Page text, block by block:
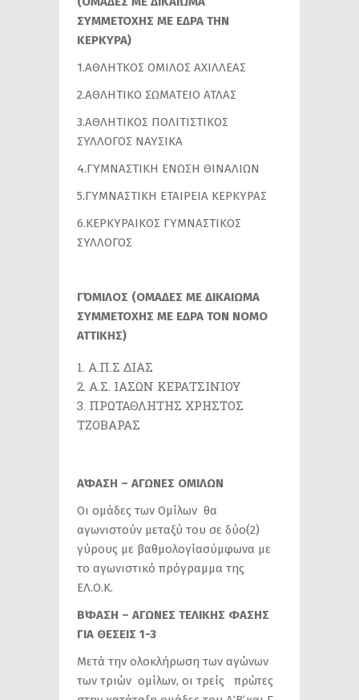
ΣΥΜΜΕΤΟΧΗΣ ΜΕ ΕΔΡΑ ΤΗΝ
ΚΕΡΚΥΡΑ)
1.ΑΘΛΗΤΚΟΣ ΟΜΙΛΟΣ ΑΧΙΛΛΕΑΣ
2.ΑΘΛΗΤΙΚΟ ΣΩΜΑΤΕΙΟ ΑΤΛΑΣ
3.ΑΘΛΗΤΙΚΟΣ ΠΟΛΙΤΙΣΤΙΚΟΣ
ΣΥΛΛΟΓΟΣ ΝΑΥΣΙΚΑ
4.ΓΥΜΝΑΣΤΙΚΗ ΕΝΩΣΗ ΘΙΝΑΛΙΩΝ
5.ΓΥΜΝΑΣΤΙΚΗ ΕΤΑΙΡΕΙΑ ΚΕΡΚΥΡΑΣ
6.ΚΕΡΚΥΡΑΙΚΟΣ ΓΥΜΝΑΣΤΙΚΟΣ
ΣΥΛΛΟΓΟΣ
Γ΄ΟΜΙΛΟΣ (ΟΜΑΔΕΣ ΜΕ ΔΙΚΑΙΩΜΑ
ΣΥΜΜΕΤΟΧΗΣ ΜΕ ΕΔΡΑ ΤΟΝ ΝΟΜΟ
ΑΤΤΙΚΗΣ)
Α.Π.Σ ΔΙΑΣ
Α.Σ. ΙΑΣΩΝ ΚΕΡΑΤΣΙΝΙΟΥ
ΠΡΩΤΑΘΛΗΤΗΣ ΧΡΗΣΤΟΣ
ΤΖΟΒΑΡΑΣ
Α΄ΦΑΣΗ – ΑΓΩΝΕΣ ΟΜΙΛΩΝ
Οι ομάδες των Ομίλων θα
αγωνιστούν μεταξύ του σε δύο(2)
γύρους με βαθμολογίασύμφωνα με
το αγωνιστικό πρόγραμμα της
ΕΛ.Ο.Κ.
Β΄ΦΑΣΗ – ΑΓΩΝΕΣ ΤΕΛΙΚΗΣ ΦΑΣΗΣ
ΓΙΑ ΘΕΣΕΙΣ 1-3
Μετά την ολοκλήρωση των αγώνων
των τριών ομίλων, οι τρείς πρώτες